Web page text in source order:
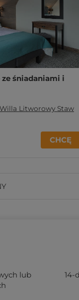
ze śniadaniami i
Willa Litworowy Staw
CHCĘ
lub
14-